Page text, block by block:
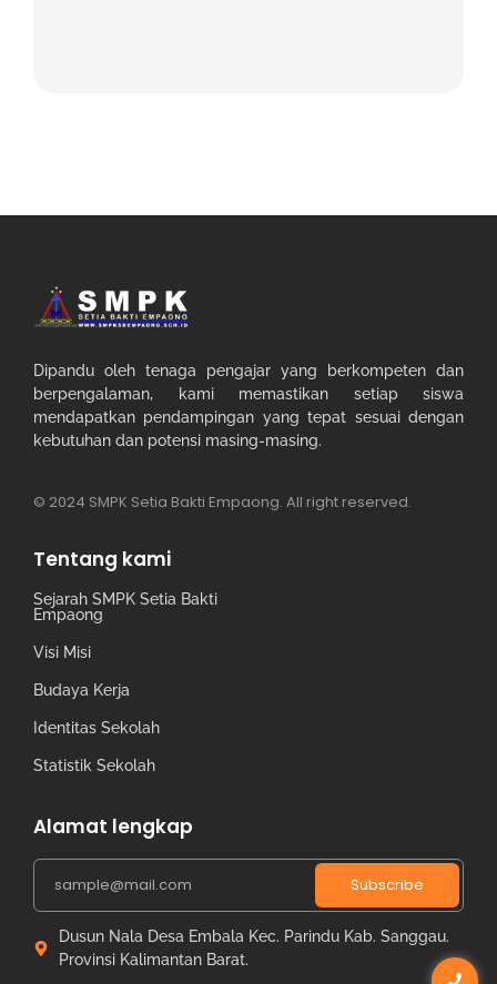
Dipandu oleh tenaga pengajar yang berkompeten dan
berpengalaman, kami memastikan setiap siswa
mendapatkan pendampingan yang tepat sesuai dengan
kebutuhan dan potensi masing-masing.
© 2024 SMPK Setia Bakti Empaong. All right reserved.
Tentang kami
Sejarah SMPK Setia Bakti
Empaong
Visi Misi
Budaya Kerja
Identitas Sekolah
Statistik Sekolah
Alamat lengkap
Subscribe
Dusun Nala Desa Embala Kec. Parindu Kab. Sanggau.
Provinsi Kalimantan Barat.